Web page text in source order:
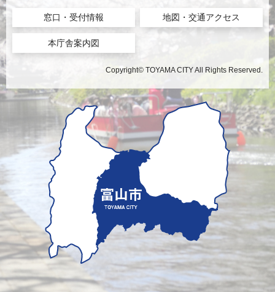
窓口・受付情報 地図・交通アクセス
本庁舎案内図
Copyright© TOYAMA CITY All Rights Reserved.